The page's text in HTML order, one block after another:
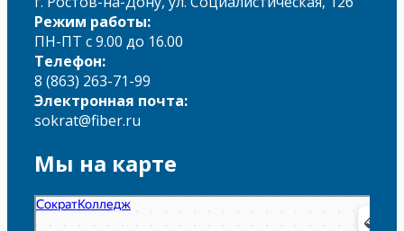
Режим работы:
ПН-ПТ с 9.00 до 16.00
Телефон:
8 (863) 263-71-99
Электронная почта:
sokrat@fiber.ru
Мы на карте
Сократ
Колледж в Ростове‑на‑Дону